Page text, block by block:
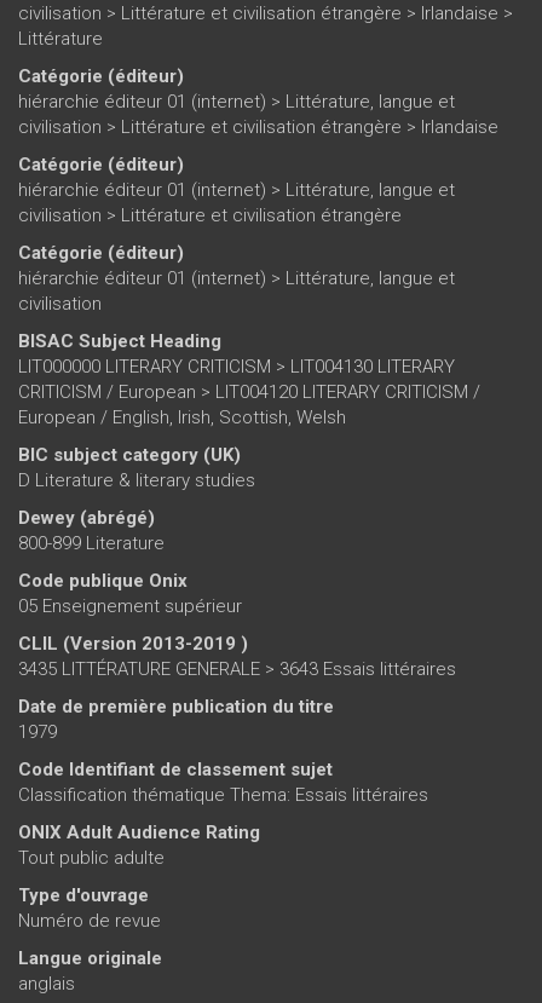
civilisation > Littérature et civilisation étrangère > Irlandaise >
Littérature
Catégorie (éditeur)
hiérarchie éditeur 01 (internet) > Littérature, langue et
civilisation > Littérature et civilisation étrangère > Irlandaise
Catégorie (éditeur)
hiérarchie éditeur 01 (internet) > Littérature, langue et
civilisation > Littérature et civilisation étrangère
Catégorie (éditeur)
hiérarchie éditeur 01 (internet) > Littérature, langue et
civilisation
BISAC Subject Heading
LIT000000 LITERARY CRITICISM > LIT004130 LITERARY
CRITICISM / European > LIT004120 LITERARY CRITICISM /
European / English, Irish, Scottish, Welsh
BIC subject category (UK)
D Literature & literary studies
Dewey (abrégé)
800-899 Literature
Code publique Onix
05 Enseignement supérieur
CLIL (Version 2013-2019 )
3435 LITTÉRATURE GENERALE > 3643 Essais littéraires
Date de première publication du titre
1979
Code Identifiant de classement sujet
Classification thématique Thema: Essais littéraires
ONIX Adult Audience Rating
Tout public adulte
Type d'ouvrage
Numéro de revue
Langue originale
anglais